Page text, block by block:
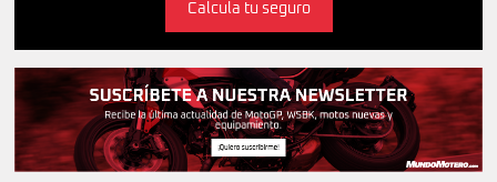
Calcula tu seguro